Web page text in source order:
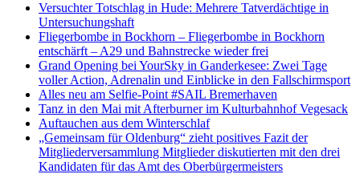
Versucht­er Totschlag in Hude: Mehrere Tatverdächtige in
Untersuchungshaft
Fliegerbombe in Bockhorn – Fliegerbombe in Bockhorn
entschärft – A29 und Bahnstrecke wieder frei
Grand Opening bei YourSky in Ganderkesee: Zwei Tage
voller Action, Adrenalin und Einblicke in den Fallschirmsport
Alles neu am Selfie-Point #SAIL Bremerhaven
Tanz in den Mai mit Afterburner im Kulturbahnhof Vegesack
Auftauchen aus dem Winterschlaf
„Gemeinsam für Oldenburg“ zieht positives Fazit der
Mitgliederversammlung Mitglieder diskutierten mit den drei
Kandidaten für das Amt des Oberbürgermeisters